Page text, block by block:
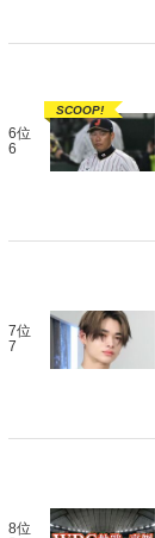
6位
6
SCOOP!
7位
7
8位